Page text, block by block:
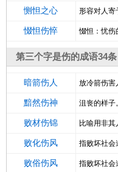
恻怛之心 形容对人寄
惙怛伤悴 惙怛：忧伤
第三个字是伤的成语34条
暗箭伤人 放冷箭伤害
黯然伤神 沮丧的样子
败材伤锦 比喻用非其
败化伤风 指败坏社会
败俗伤风 指败坏社会